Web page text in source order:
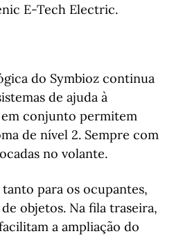
E-Tech Electric.
do Symbioz continua
de ajuda à
em conjunto permitem
de nível 2. Sempre com
no volante.
para os ocupantes,
objetos. Na fila traseira,
a ampliação do